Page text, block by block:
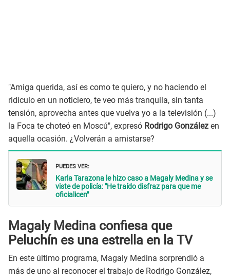
"Amiga querida, así es como te quiero, y no haciendo el
ridículo en un noticiero, te veo más tranquila, sin tanta
tensión, aprovecha antes que vuelva yo a la televisión (...)
la Foca te choteó en Moscú", expresó Rodrigo González en
aquella ocasión. ¿Volverán a amistarse?
PUEDES VER:
Karla Tarazona le hizo caso a Magaly Medina y se
viste de policía: "He traído disfraz para que me
oficialicen"
Magaly Medina confiesa que
Peluchín es una estrella en la TV
En este último programa, Magaly Medina sorprendió a
más de uno al reconocer el trabajo de Rodrigo González,